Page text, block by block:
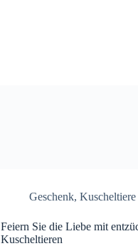
Geschenk,Kuscheltiere
Feiern Sie die Liebe mit
Kuscheltieren